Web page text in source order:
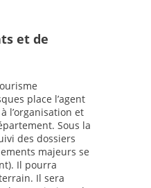
et de
place l’agent
l’organisation et
Sous la
des dossiers
majeurs se
Il pourra
Il sera